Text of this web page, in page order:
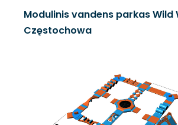
Modulinis vandens parkas Wild
Częstochowa